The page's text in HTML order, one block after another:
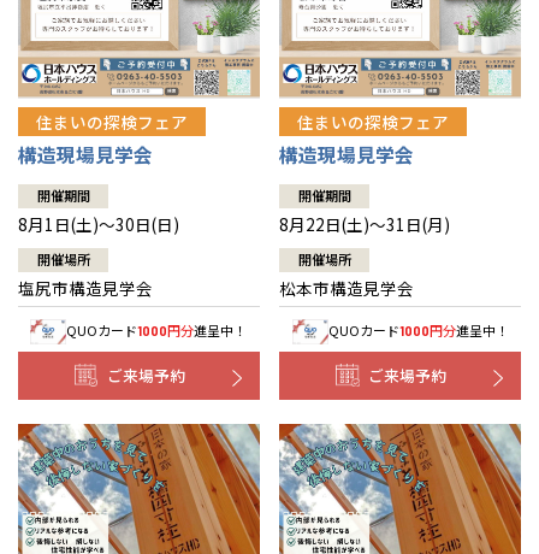
住まいの探検フェア
構造現場見学会
開催期間
8月1日(土)～30日(日)
開催場所
塩尻市構造見学会
QUOカード1000円分進呈中！
ご来場予約
住まいの探検フェア
構造現場見学会
開催期間
8月22日(土)～31日(月)
開催場所
松本市構造見学会
QUOカード1000円分進呈中！
ご来場予約